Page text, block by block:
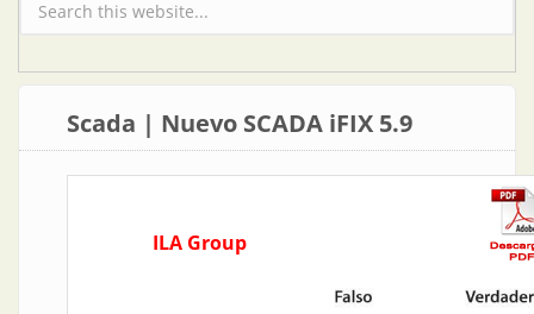
Formulario de búsqueda
Scada | Nuevo SCADA iFIX 5.9
ILA Group